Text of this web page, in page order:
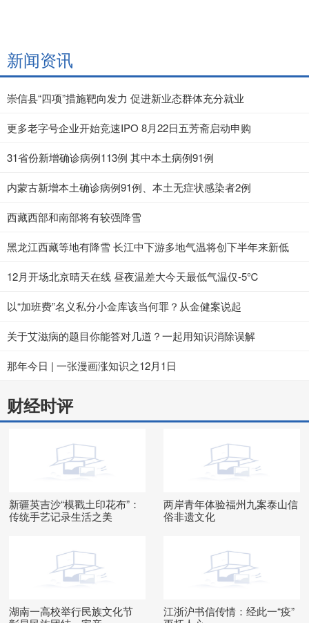
新闻资讯
崇信县“四项”措施靶向发力 促进新业态群体充分就业
更多老字号企业开始竞速IPO 8月22日五芳斋启动申购
31省份新增确诊病例113例 其中本土病例91例
内蒙古新增本土确诊病例91例、本土无症状感染者2例
西藏西部和南部将有较强降雪
黑龙江西藏等地有降雪 长江中下游多地气温将创下半年来新低
12月开场北京晴天在线 昼夜温差大今天最低气温仅-5℃
以“加班费”名义私分小金库该当何罪？从金健案说起
关于艾滋病的题目你能答对几道？一起用知识消除误解
那年今日 | 一张漫画涨知识之12月1日
财经时评
新疆英吉沙“模戳土印花布”：
传统手艺记录生活之美
两岸青年体验福州九案泰山信
俗非遗文化
湖南一高校举行民族文化节
江浙沪书信传情：经此一“疫”